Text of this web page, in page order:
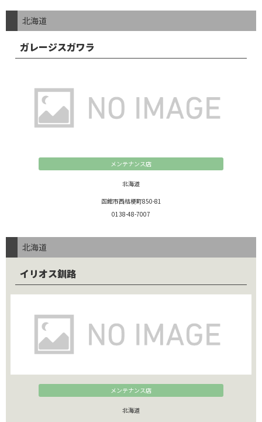
北海道
ガレージスガワラ
メンテナンス店
北海道
函館市西桔梗町850-81
0138-48-7007
北海道
イリオス釧路
メンテナンス店
北海道